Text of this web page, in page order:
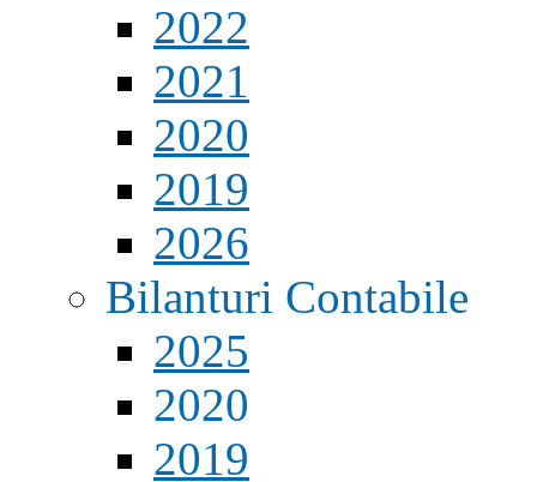
2022
2021
2020
2019
2026
Bilanturi Contabile
2025
2020
2019